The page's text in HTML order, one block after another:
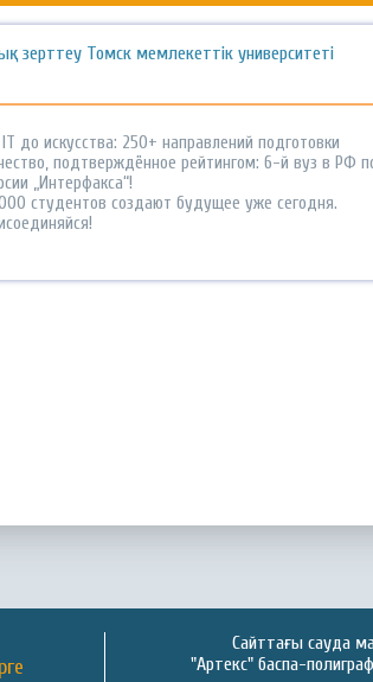
зерттеу Томск мемлекеттік университеті
до искусства: 250+ направлений подготовки
подтверждённое рейтингом: 6-й вуз в РФ
„Интерфакса“!
студентов создают будущее уже сегодня.
Сайттағы сауда
"Артекс" баспа-